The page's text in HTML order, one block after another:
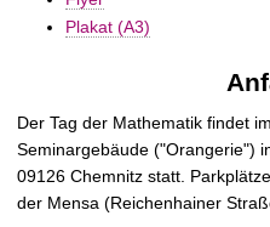
Plakat (A3)
Der Tag der Mathematik findet im
Seminargebäude ("Orangerie")
09126 Chemnitz statt.
der Mensa (Reichenhainer